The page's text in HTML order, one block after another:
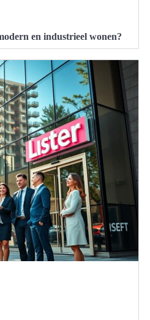
en industrieel wonen?